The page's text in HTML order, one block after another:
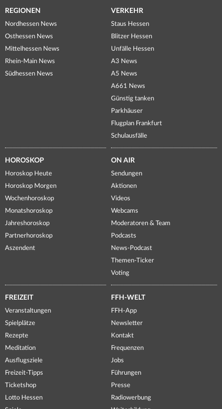
REGIONEN
Nordhessen News
Osthessen News
Mittelhessen News
Rhein-Main News
Südhessen News
VERKEHR
Staus Hessen
Blitzer Hessen
Unfälle Hessen
A3 News
A5 News
A661 News
Günstig tanken
Parkhäuser
Flugplan Frankfurt
Schulausfälle
HOROSKOP
Horoskop Heute
Horoskop Morgen
Wochenhoroskop
Monatshoroskop
Jahreshoroskop
Partnerhoroskop
Aszendent
ON AIR
Sendungen
Aktionen
Videos
Webcams
Moderatoren & Team
Podcasts
News-Podcast
Themen-Ticker
Voting
FREIZEIT
Veranstaltungen
Spielplätze
Rezepte
Meditation
Ausflugsziele
Freizeit-Tipps
Ticketshop
Lotto Hessen
FFH-WELT
FFH-App
Newsletter
Kontakt
Frequenzen
Jobs
Führungen
Presse
Radiowerbung